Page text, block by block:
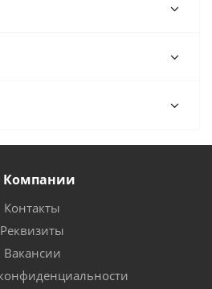
Компании
Контакты
Реквизиты
Вакансии